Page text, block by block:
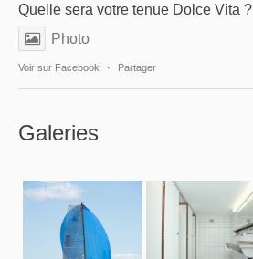
Quelle sera votre tenue Dolce Vita ?
Photo
Voir sur Facebook · Partager
Galeries